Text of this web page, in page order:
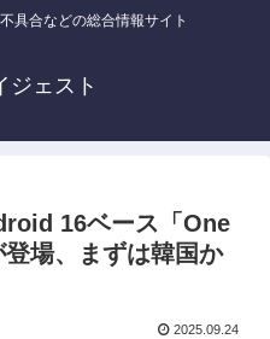
具合などの総合情報サイト
ジェスト
16ベース「One
場、まずは韓国か
2025.09.24